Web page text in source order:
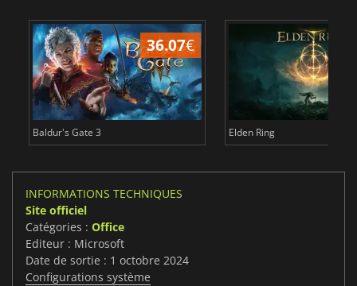
36.07€
Baldur's Gate 3 Elden Ring
INFORMATIONS TECHNIQUES
Site officiel
Catégories : Office
Editeur : Microsoft
Date de sortie : 1 octobre 2024
Configurations système